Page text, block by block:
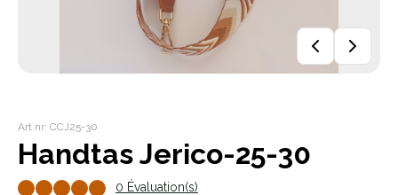
Art.nr: CCJ25-30
Handtas Jerico-25-30
0 Évaluation(s)